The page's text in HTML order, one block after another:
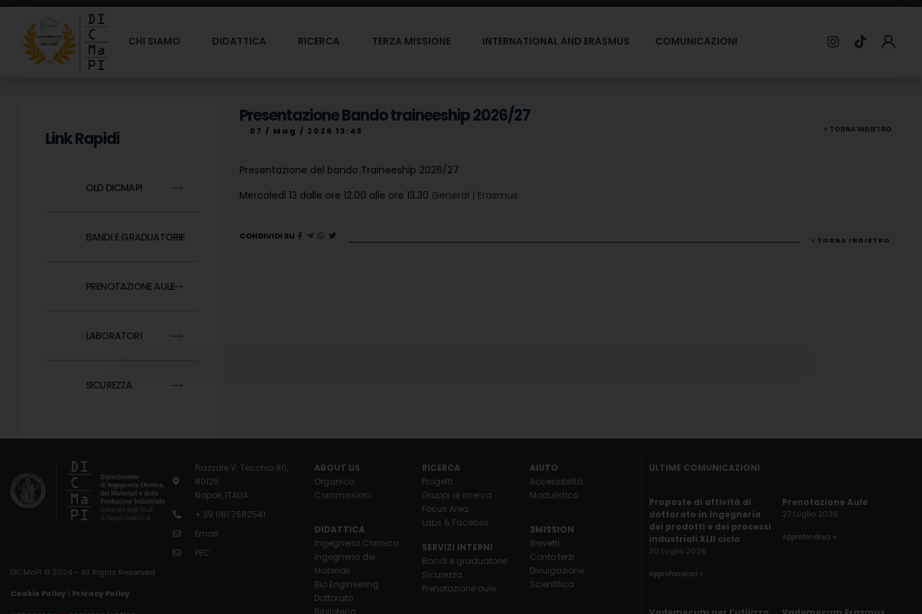
CHI SIAMO DIDATTICA RICERCA TERZA MISSIONE INTERNATIONAL AND ERASMUS COMUNICAZIONI
Link Rapidi
OLD DICMAPI
BANDI E GRADUATORIE
PRENOTAZIONE AULE
LABORATORI
SICUREZZA
Presentazione Bando traineeship 2026/27
07 / Mag / 2026 13:43 < TORNA INDIETRO
Presentazione del bando Traineeship 2026/27
Mercoledi 13 dalle ore 12.00 alle ore 13.30 General | Erasmus
CONDIVIDI SU < TORNA INDIETRO
DICMaPi © 2024 – All Rights Reserved
Cookie Policy | Privacy Policy
Piazzale V. Tecchio 80,
80125
Napoli, ITALIA
+ 39 081 7682541
Email
PEC
ABOUT US
Organico
Commissioni
DIDATTICA
Ingegneria Chimica
Ingegneria dei
Materiali
Bio Engineering
Dottorato
Biblioteca
RICERCA
Progetti
Gruppi di ricerca
Focus Area
Labs & Facilities
SERVIZI INTERNI
Bandi e graduatorie
Sicurezza
Prenotazione aule
AIUTO
Accessibilità
Modulistica
3MISSION
Brevetti
Conto terzi
Divulgazione
Scientifica
ULTIME COMUNICAZIONI
Proposte di attività di
dottorato in Ingegneria
dei prodotti e dei processi
industriali XLII ciclo
30 Luglio 2026
Approfondisci »
Prenotazione Aule
27 Luglio 2026
Approfondisci »